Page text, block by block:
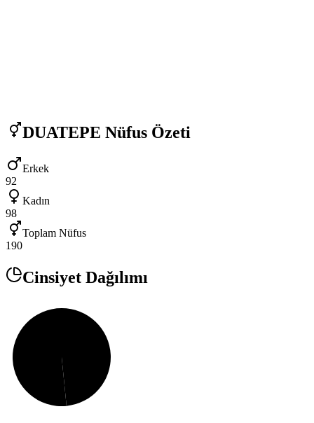
DUATEPE Nüfus Özeti
Erkek
92
Kadın
98
Toplam Nüfus
190
Cinsiyet Dağılımı